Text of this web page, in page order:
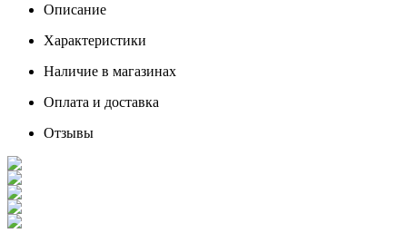
Описание
Характеристики
Наличие в магазинах
Оплата и доставка
Отзывы